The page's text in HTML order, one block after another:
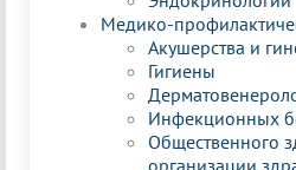
Медико-
Акушерства и
Гигиены
Инфекционных
Общественного